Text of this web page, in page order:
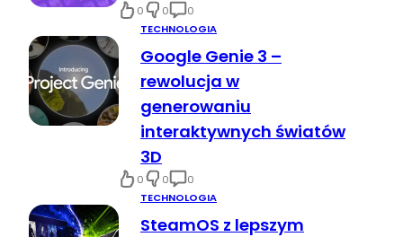
0 0
0
TECHNOLOGIA
Google Genie 3 –
rewolucja w
generowaniu
interaktywnych światów
3D
0 0
0
TECHNOLOGIA
SteamOS z lepszym